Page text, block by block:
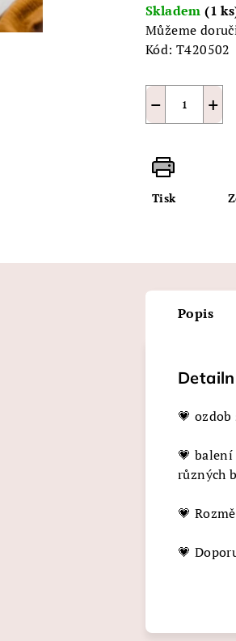
Skladem(1
Můžeme
Kód: T420502
+
−
Tisk
Popis
💗
💗
různých
💗
💗